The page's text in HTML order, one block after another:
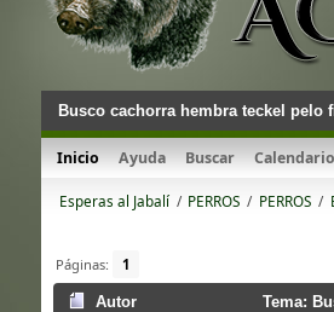
Busco cachorra hembra teckel pelo
Inicio Ayuda Buscar Calendario
Esperas al Jabalí/ PERROS / PERROS /
Páginas: 1
Autor Tema: